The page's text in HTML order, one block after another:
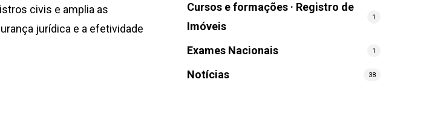
civis e amplia as
jurídica e a efetividade
Cursos e formações · Registro de
Imóveis
1
Exames Nacionais 1
Notícias 38